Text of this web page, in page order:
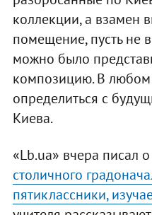
коллекции, а взамен
помещение, пусть не
можно было
композицию. В любом
определиться с
Киева.
«Lb.ua» вчера писал
столичного
пятиклассники,